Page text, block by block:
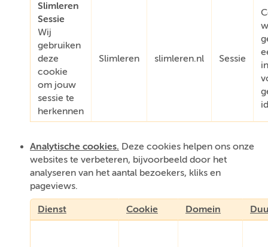
Slimleren
Sessie
Wij
gebruiken
deze
cookie
om jouw
sessie te
herkennen
Slimleren slimleren.nl Sessie
Analytische cookies. Deze cookies helpen ons onze
websites te verbeteren, bijvoorbeeld door het
analyseren van het aantal bezoekers, kliks en
pageviews.
Dienst Cookie Domein